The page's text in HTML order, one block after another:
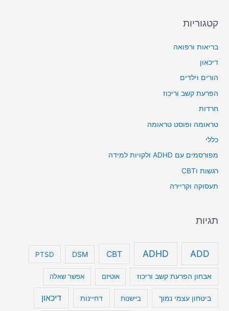
קטגוריות
בריאות ורפואה
דיכאון
הורים וילדים
הפרעת קשב וריכוז
חרדות
טראומה ופוסט טראומה
כללי
מפורסמים עם ADHD ולקויות למידה
רגשות וCBT
תעסוקה וקריירה
תגיות
ADD
ADHD
CBT
DSM
PTSD
אבחון הפרעת קשב וריכוז אוטיזם אפשר שאלה
ביטחון עצמי נמוך ביישנות דחיינות דיכאון